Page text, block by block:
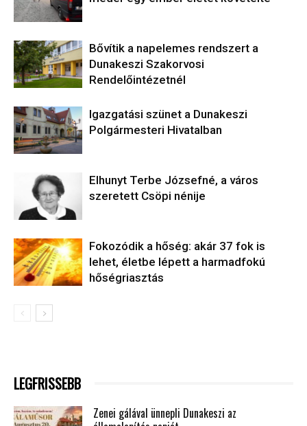
Bővítik a napelemes rendszert a
Dunakeszi Szakorvosi
Rendelőintézetnél
Igazgatási szünet a Dunakeszi
Polgármesteri Hivatalban
Elhunyt Terbe Józsefné, a város
szeretett Csöpi nénije
Fokozódik a hőség: akár 37 fok is
lehet, életbe lépett a harmadfokú
hőségriasztás
LEGFRISSEBB
Zenei gálával ünnepli Dunakeszi az